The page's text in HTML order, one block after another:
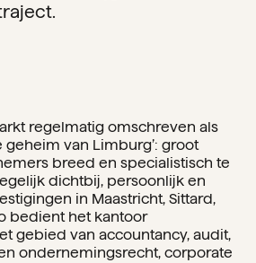
regelmatig omschreven als
geheim van Limburg’: groot
breed en specialistisch te
dichtbij, persoonlijk en
in Maastricht, Sittard,
bedient het kantoor
gebied van accountancy, audit,
ondernemingsrecht, corporate